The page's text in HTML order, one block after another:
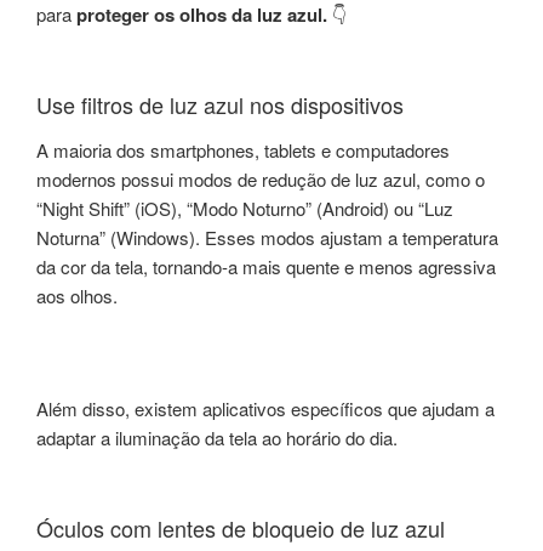
paraproteger os olhos da luz azul. 👇
Use filtros de luz azul nos dispositivos
A maioria dos smartphones, tablets e computadores
modernos possui modos de redução de luz azul, como o
“Night Shift” (iOS), “Modo Noturno” (Android) ou “Luz
Noturna” (Windows). Esses modos ajustam a temperatura
da cor da tela, tornando-a mais quente e menos agressiva
aos olhos.
Além disso, existem aplicativos específicos que ajudam a
adaptar a iluminação da tela ao horário do dia.
Óculos com lentes de bloqueio de luz azul